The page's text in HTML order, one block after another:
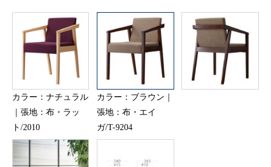
カラー：ナチュラル
｜張地：布・ラッ
ト/2010
カラー：ブラウン｜
張地：布・エイ
ガ/T-9204